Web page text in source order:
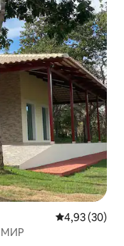
Средна
4,93 (30)
МИР